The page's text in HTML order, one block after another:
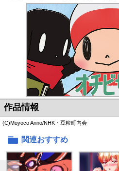
作品情報
(C)Moyoco Anno/NHK・豆粒町内会
関連おすすめ